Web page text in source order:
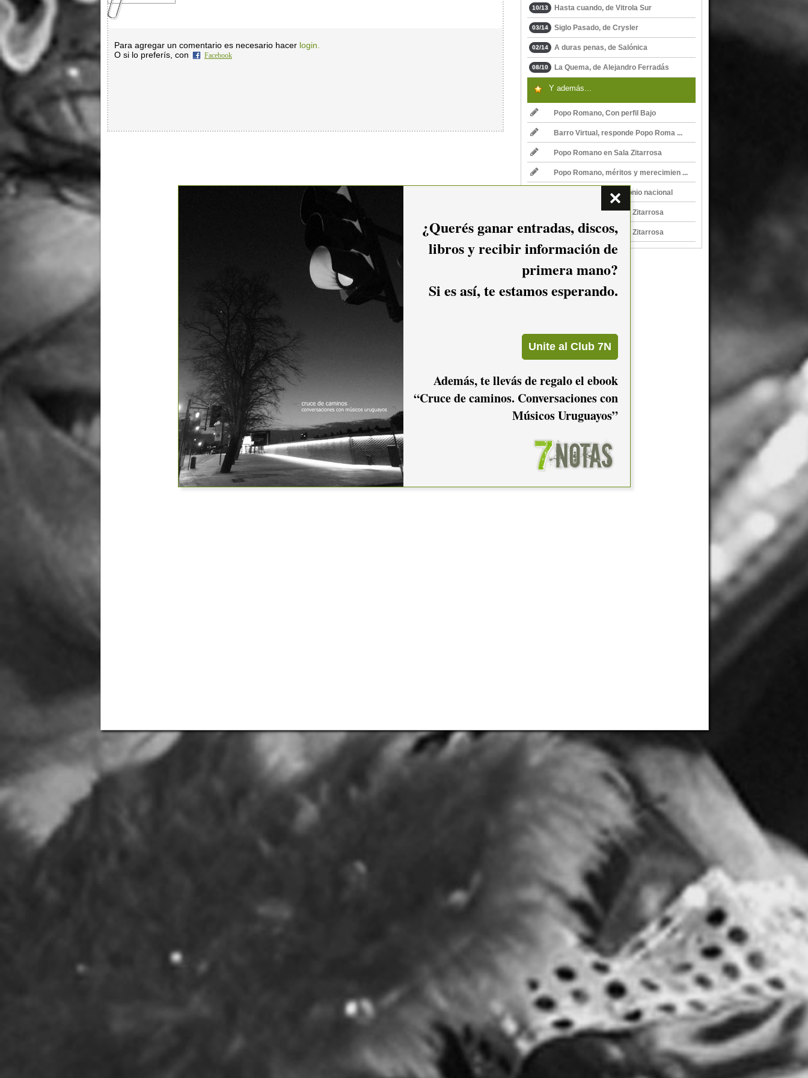
Para agregar un comentario es necesario hacer login.
O si lo preferís, con
Facebook
10/13 Hasta cuando, de Vitrola Sur
03/14 Siglo Pasado, de Crysler
02/14 A duras penas, de Salónica
08/10 La Quema, de Alejandro Ferradás
Y además...
Popo Romano, Con perfil Bajo
Barro Virtual, responde Popo Roma ...
Popo Romano en Sala Zitarrosa
Popo Romano, méritos y merecimien ...
Popo Romano, patrimonio nacional
Popo Romano en Sala Zitarrosa
Popo Romano en Sala Zitarrosa
¿Querés ganar entradas, discos,
libros y recibir información de
primera mano?
Si es así, te estamos esperando.
Además, te llevás de regalo el ebook
“Cruce de caminos. Conversaciones con
Músicos Uruguayos”